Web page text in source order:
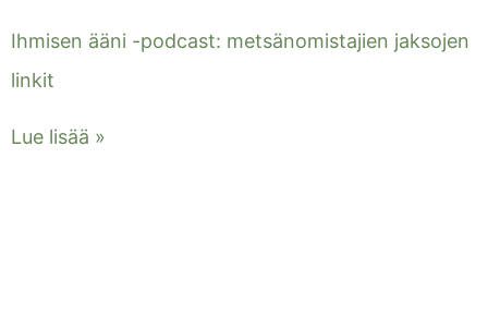
Ihmisen ääni -podcast: metsänomistajien jaksojen
linkit
Lue lisää »